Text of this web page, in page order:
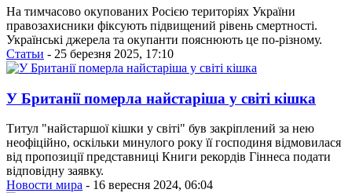
На тимчасово окупованих Росією територіях України
правозахисники фіксують підвищений рівень смертності.
Українські джерела та окупанти пояснюють це по-різному.
Статьи - 25 березня 2025, 17:10
У Британії померла найстаріша у світі кішка
Титул "найстаршої кішки у світі" був закріплений за нею
неофіційно, оскільки минулого року її господиня відмовилася
від пропозиції представниці Книги рекордів Гіннеса подати
відповідну заявку.
Новости мира - 16 вересня 2024, 06:04